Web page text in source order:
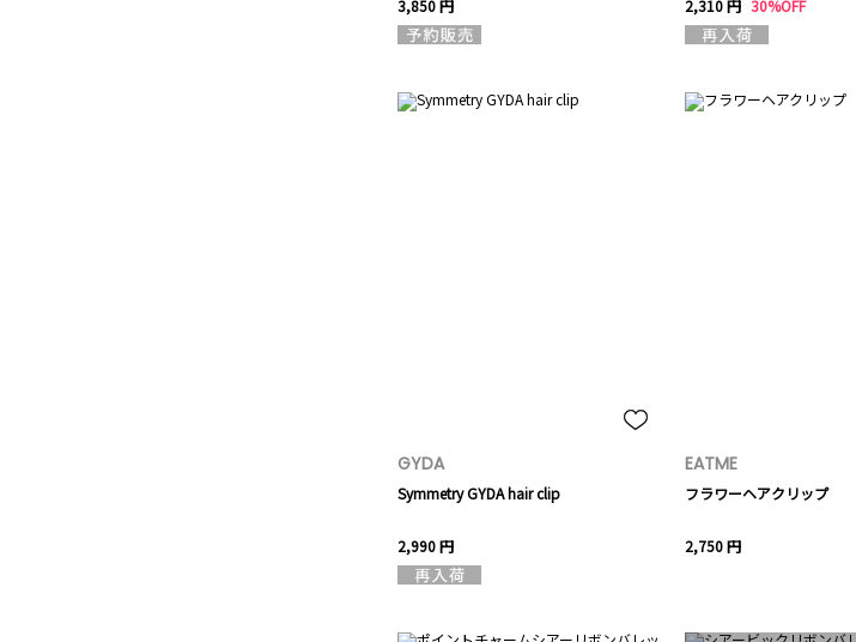
3,850 円 2,310 円 30%OFF
GYDA
Symmetry GYDA hair clip
2,990 円
EATME
フラワーヘアクリップ
2,750 円